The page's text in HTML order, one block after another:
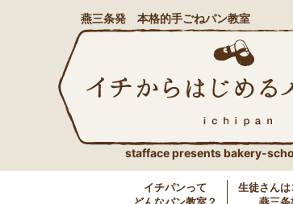
燕三条発 本格的手ごねパン教室
stafface presents bakery-
イチパンって
生徒さんは